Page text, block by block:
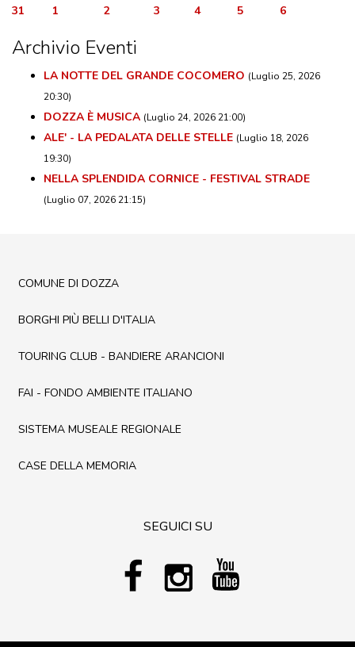
31
1 2 3 4 5 6
Archivio Eventi
LA NOTTE DEL GRANDE COCOMERO (Luglio 25, 2026
20:30)
DOZZA È MUSICA (Luglio 24, 2026 21:00)
ALE' - LA PEDALATA DELLE STELLE (Luglio 18, 2026
19:30)
NELLA SPLENDIDA CORNICE - FESTIVAL STRADE
(Luglio 07, 2026 21:15)
COMUNE DI DOZZA
BORGHI PIÙ BELLI D'ITALIA
TOURING CLUB - BANDIERE ARANCIONI
FAI - FONDO AMBIENTE ITALIANO
SISTEMA MUSEALE REGIONALE
CASE DELLA MEMORIA
SEGUICI SU